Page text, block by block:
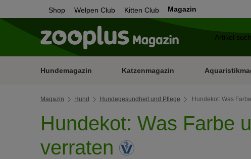
Shop Welpen Club Kitten Club Magazin
Hundemagazin Katzenmagazin
Magazin Hund Hundegesundheit und Pflege Hundekot: Was
Hundekot: Was Farbe
verraten